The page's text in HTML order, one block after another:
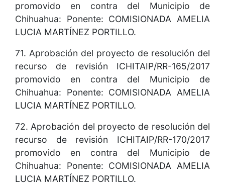
promovido en contra del Municipio de
Chihuahua: Ponente: COMISIONADA AMELIA
LUCIA MARTÍNEZ PORTILLO.
71. Aprobación del proyecto de resolución del
recurso de revisión ICHITAIP/RR-165/2017
promovido en contra del Municipio de
Chihuahua: Ponente: COMISIONADA AMELIA
LUCIA MARTÍNEZ PORTILLO.
72. Aprobación del proyecto de resolución del
recurso de revisión ICHITAIP/RR-170/2017
promovido en contra del Municipio de
Chihuahua: Ponente: COMISIONADA AMELIA
LUCIA MARTÍNEZ PORTILLO.